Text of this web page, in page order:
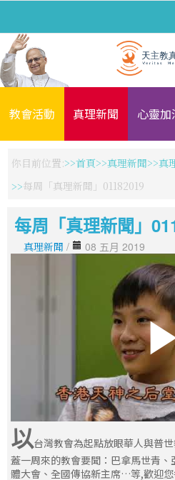
教會活動 真理新聞 心靈加
你目前位置: 首頁 真理新聞
真
每周「真理新聞」01182019
每周「真理新聞」
真理新聞 / 08 五月 2019
以台灣教會為起點放眼華人與普
蓋一周來的教會要聞：巴拿馬世青
體大會、全國傳協新主席…等,歡迎